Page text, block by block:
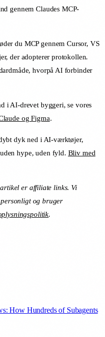
gennem Claudes MCP-
du MCP gennem Cursor, VS
der adopterer protokollen.
hvorpå AI forbinder
i AI-drevet byggeri, se vores
og Figma.
dyk ned i AI-værktøjer,
hype, uden fyld. Bliv med
er affiliate links. Vi
og bruger
.
How Hundreds of Subagents